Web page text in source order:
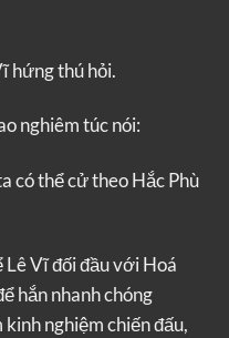
hứng thú hỏi.
nghiêm túc nói:
có thể cử theo Hắc Phù
Lê Vĩ đối đầu với Hoá
hắn nhanh chóng
nghiệm chiến đấu,